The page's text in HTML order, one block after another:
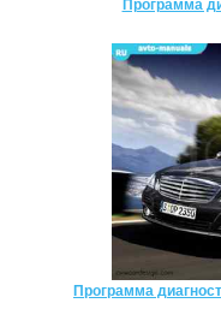
Программа
Программа